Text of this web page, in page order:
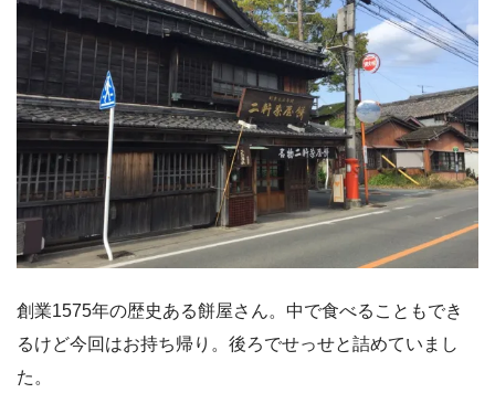
創業1575年の歴史ある餅屋さん。中で食べることもでき
るけど今回はお持ち帰り。後ろでせっせと詰めていまし
た。